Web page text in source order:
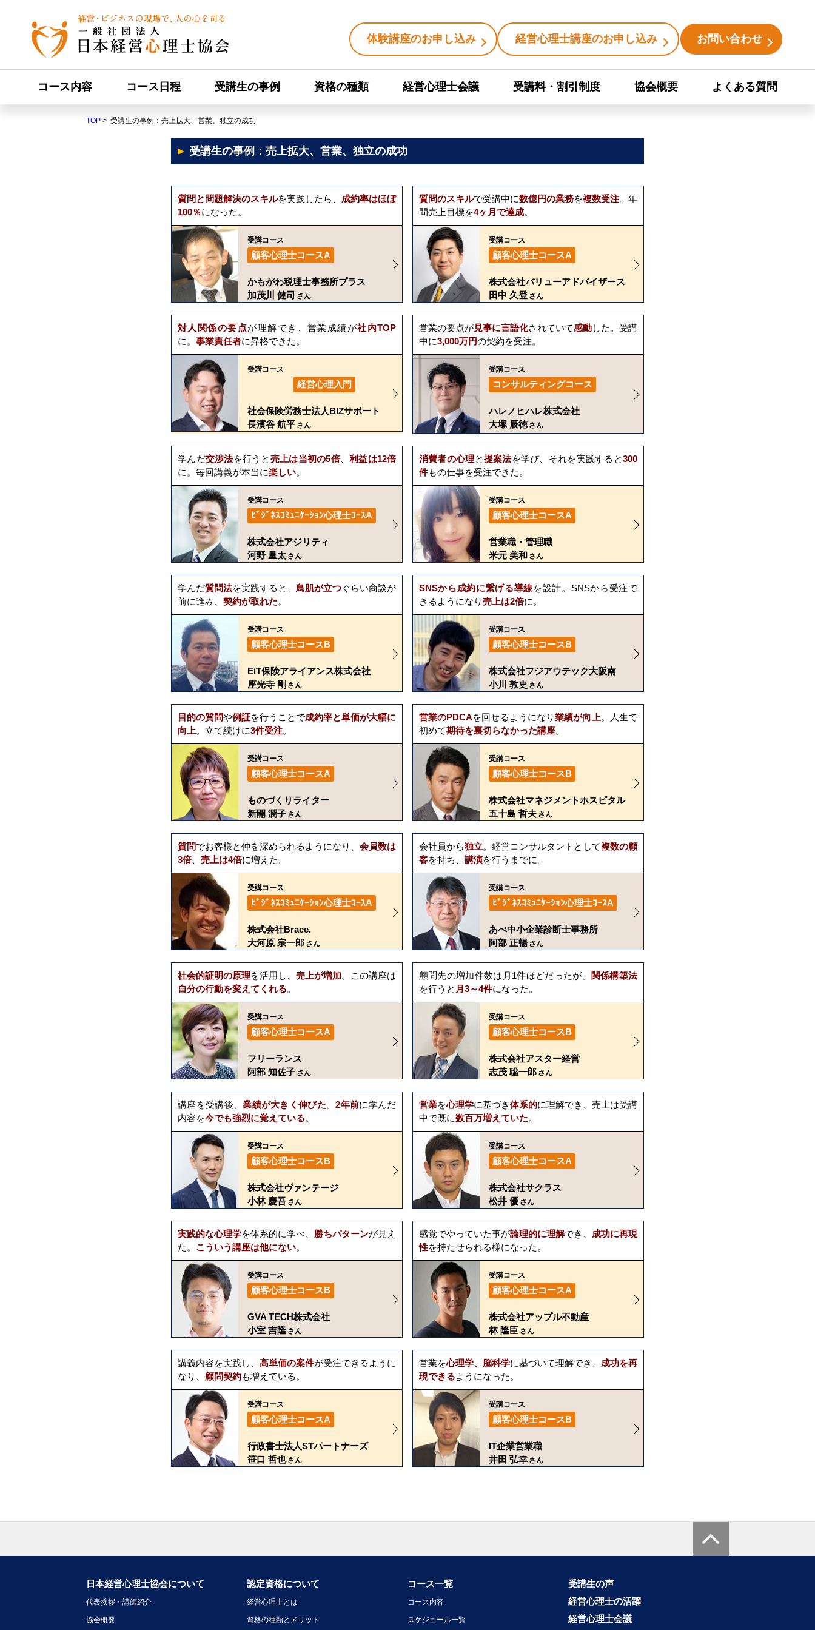
体験講座のお申し込み 経営心理士講座のお申し込み お問い合わせ
コース内容 コース日程 受講生の事例 資格の種類 経営心理士会議 受講料・割引制度 協会概要 よくある質問
TOP > 受講生の事例：売上拡大、営業、独立の成功
受講生の事例：売上拡大、営業、独立の成功
質問と問題解決のスキルを実践したら、 成約率はほぼ
100％になった。
受講コース
顧客心理士コースA
かもがわ税理士事務所プラス
加茂川 健司 さん
質問のスキルで受講中に数億円の業務を複数受注。年
間売上目標を4ヶ月で達成。
受講コース
顧客心理士コースA
株式会社バリューアドバイザース
田中 久登 さん
対人関係の要点が理解でき、営業成績が社内TOP
に。 事業責任者に昇格できた。
受講コース
経営心理入門
社会保険労務士法人BIZサポート
長濱谷 航平 さん
営業の要点が見事に言語化されていて感動した。受講
中に3,000万円の契約を受注。
受講コース
コンサルティングコース
ハレノヒハレ株式会社
大塚 辰徳 さん
学んだ交渉法を行うと 売上は当初の5倍、利益は12倍
に。毎回講義が本当に楽しい。
受講コース
ﾋﾞｼﾞﾈｽｺﾐｭﾆｹｰｼｮﾝ心理士ｺｰｽA
株式会社アジリティ
河野 量太 さん
消費者の心理と提案法を学び、それを実践すると300
件もの仕事を受注できた。
受講コース
顧客心理士コースA
営業職・管理職
米元 美和 さん
学んだ質問法を実践すると、鳥肌が立つぐらい商談が
前に進み、 契約が取れた。
受講コース
顧客心理士コースB
EiT保険アライアンス株式会社
座光寺 剛 さん
SNSから成約に繋げる導線を設計。SNSから受注で
きるようになり売上は2倍に。
受講コース
顧客心理士コースB
株式会社フジアウテック大阪南
小川 敦史 さん
目的の質問や例証を行うことで成約率と単価が大幅に
向上。立て続けに3件受注。
受講コース
顧客心理士コースA
ものづくりライター
新開 潤子 さん
営業のPDCAを回せるようになり業績が向上。人生で
初めて期待を裏切らなかった講座。
受講コース
顧客心理士コースB
株式会社マネジメントホスピタル
五十島 哲夫 さん
質問でお客様と仲を深められるようになり、会員数は
3倍、 売上は4倍に増えた。
受講コース
ﾋﾞｼﾞﾈｽｺﾐｭﾆｹｰｼｮﾝ心理士ｺｰｽA
株式会社Brace.
大河原 宗一郎 さん
会社員から独立。経営コンサルタントとして複数の顧
客を持ち、 講演を行うまでに。
受講コース
ﾋﾞｼﾞﾈｽｺﾐｭﾆｹｰｼｮﾝ心理士ｺｰｽA
あべ中小企業診断士事務所
阿部 正暢 さん
社会的証明の原理を活用し、売上が増加。この講座は
自分の行動を変えてくれる。
受講コース
顧客心理士コースA
フリーランス
阿部 知佐子 さん
顧問先の増加件数は月1件ほどだったが、
関係構築法
を行うと 月3～4件になった。
受講コース
顧客心理士コースB
株式会社アスター経営
志茂 聡一郎 さん
講座を受講後、業績が大きく伸びた。2年前に学んだ
内容を今でも強烈に覚えている。
受講コース
顧客心理士コースB
株式会社ヴァンテージ
小林 慶吾 さん
営業を心理学に基づき体系的に理解でき、売上は受講
中で既に数百万増えていた。
受講コース
顧客心理士コースA
株式会社サクラス
松井 優 さん
実践的な心理学を体系的に学べ、 勝ちパターンが見え
た。 こういう講座は他にない。
受講コース
顧客心理士コースB
GVA TECH株式会社
小室 吉隆 さん
感覚でやっていた事が論理的に理解でき、 成功に再現
性を持たせられる様になった。
受講コース
顧客心理士コースA
株式会社アップル不動産
林 隆臣 さん
講義内容を実践し、高単価の案件が受注できるように
なり、 顧問契約も増えている。
受講コース
顧客心理士コースA
行政書士法人STパートナーズ
笹口 哲也 さん
営業を心理学、脳科学に基づいて理解でき、 成功を再
現できるようになった。
受講コース
顧客心理士コースB
IT企業営業職
井田 弘幸 さん
日本経営心理士協会について
代表挨拶・講師紹介
協会概要
認定資格について
経営心理士とは
資格の種類とメリット
コース一覧
コース内容
スケジュール一覧
受講生の声
経営心理士の活躍
経営心理士会議